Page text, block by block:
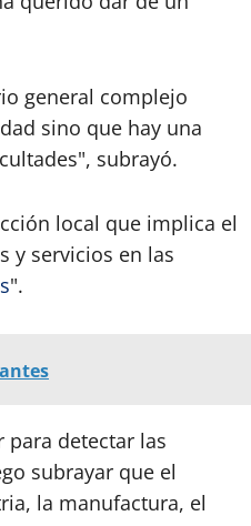
general complejo
sino que hay una
subrayó.
local que implica el
y servicios en las
".
detectar las
subrayar que el
la manufactura, el